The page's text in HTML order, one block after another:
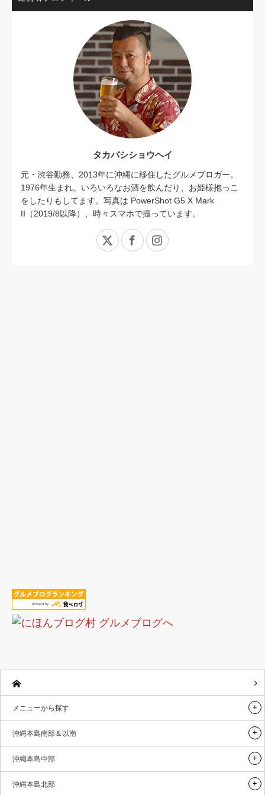
タカバシショウヘイ
元・渋谷勤務、2013年に沖縄に移住したグルメブロガー。
1976年生まれ。いろいろなお酒を飲んだり、お姫様抱っこ
をしたりもしてます。写真は PowerShot G5 X Mark
II（2019/8以降）、時々スマホで撮っています。
X FacebookInstagram
メニューから探す
沖縄本島南部＆以南
沖縄本島中部
沖縄本島北部